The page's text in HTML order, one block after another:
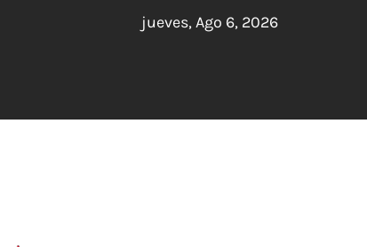
jueves, Ago 6, 2026